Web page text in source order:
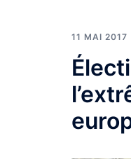
11 MAI 2017